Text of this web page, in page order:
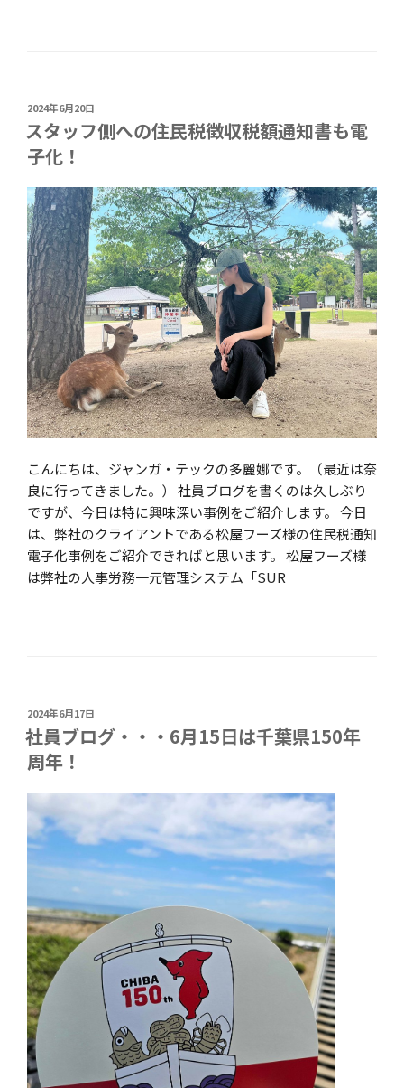
投
稿
日:
2024年6月20日
スタッフ側への住民税徴収税額通知書も電
子化！
こんにちは、ジャンガ・テックの多麗娜です。（最近は奈
良に行ってきました。） 社員ブログを書くのは久しぶり
ですが、今日は特に興味深い事例をご紹介します。 今日
は、弊社のクライアントである松屋フーズ様の住民税通知
電子化事例をご紹介できればと思います。 松屋フーズ様
は弊社の人事労務一元管理システム「SUR
投
稿
日:
2024年6月17日
社員ブログ・・・6月15日は千葉県150年
周年！